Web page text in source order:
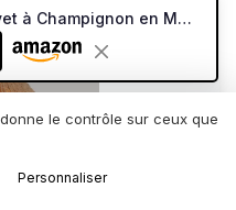
Amyum Lampe de Chevet à Champignon en Métal, Lampe de Bureau avec Câble, Abat-Jour de 30 cm pour Chambre d'Enfant et Adulte, Lustre Salon Rétro Mushroom Menthe Verte Vert Menthe 30cm
le contrôle sur ceux que
Personnaliser